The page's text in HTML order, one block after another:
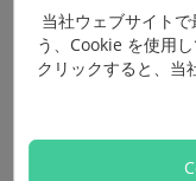
を選んでください。
当社ウェブサイト
う、Cookie を使用
クリックすると、当